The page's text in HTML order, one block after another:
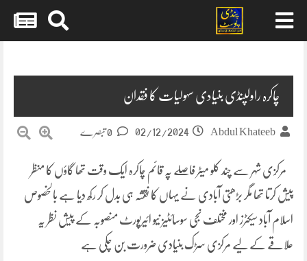
چاکرہ راولپنڈی بنیادی سہولیات کا فقدان
Abdul Khateeb
02/12/2024
مرکزی شہر سے چند کلو میٹر فاصلے پہ قائم چاکرہ ایک وقت تھا گاؤں کا منظر
پیش کرتا تھا مگر بڑھتی آبادی نے یہاں کا نقشہ ہی بدل کر رکھ دیا ہے بالخصوص
اسلام آباد سیکٹرز اور مختلف نجی سوسائٹیز نیو ائیرپورٹ منصوبہ کے پیش نظر یہ
علاقے کے لیے مرکزی سڑک بنیادی ضرورت بن چکی ہے